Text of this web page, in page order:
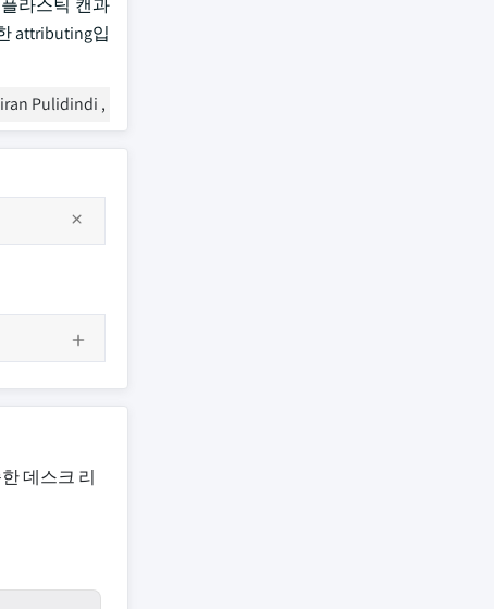
라스틱 캔과
attributing입
Pulidindi ,
데스크 리